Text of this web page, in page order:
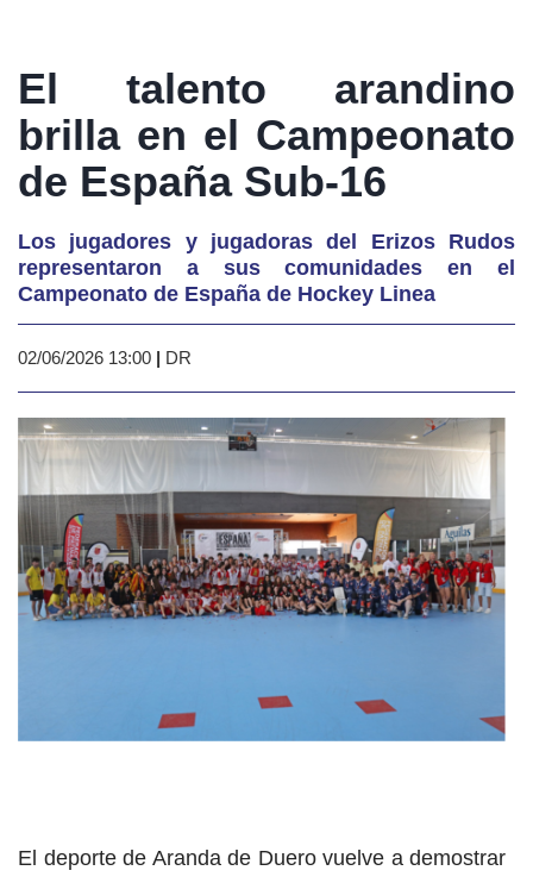
El talento arandino
brilla en el Campeonato
de España Sub-16
Los jugadores y jugadoras del Erizos Rudos
representaron a sus comunidades en el
Campeonato de España de Hockey Linea
02/06/2026 13:00 | DR
El deporte de Aranda de Duero vuelve a demostrar